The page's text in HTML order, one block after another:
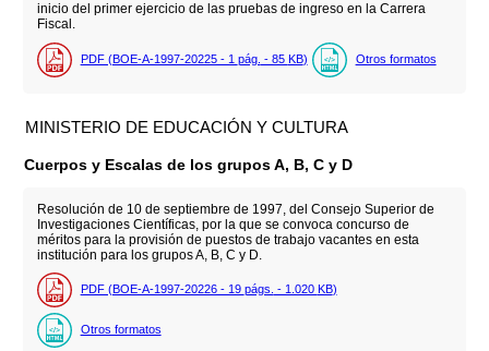
inicio del primer ejercicio de las pruebas de ingreso en la Carrera
Fiscal.
PDF (BOE-A-1997-20225 - 1 pág. - 85 KB) Otros formatos
MINISTERIO DE EDUCACIÓN Y CULTURA
Cuerpos y Escalas de los grupos A, B, C y D
Resolución de 10 de septiembre de 1997, del Consejo Superior de
Investigaciones Científicas, por la que se convoca concurso de
méritos para la provisión de puestos de trabajo vacantes en esta
institución para los grupos A, B, C y D.
PDF (BOE-A-1997-20226 - 19 págs. - 1.020 KB)
Otros formatos